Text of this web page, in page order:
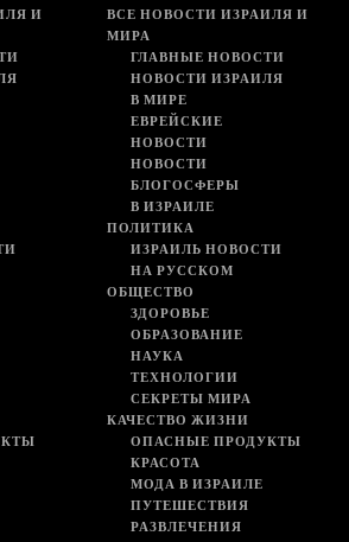
И
ВСЕ НОВОСТИ ИЗРАИЛЯ И
МИРА
ГЛАВНЫЕ НОВОСТИ
НОВОСТИ ИЗРАИЛЯ
В МИРЕ
ЕВРЕЙСКИЕ
НОВОСТИ
НОВОСТИ
БЛОГОСФЕРЫ
В ИЗРАИЛЕ
ПОЛИТИКА
ИЗРАИЛЬ НОВОСТИ
НА РУССКОМ
ОБЩЕСТВО
ЗДОРОВЬЕ
ОБРАЗОВАНИЕ
НАУКА
ТЕХНОЛОГИИ
СЕКРЕТЫ МИРА
КАЧЕСТВО ЖИЗНИ
ОПАСНЫЕ ПРОДУКТЫ
КРАСОТА
МОДА В ИЗРАИЛЕ
ПУТЕШЕСТВИЯ
РАЗВЛЕЧЕНИЯ